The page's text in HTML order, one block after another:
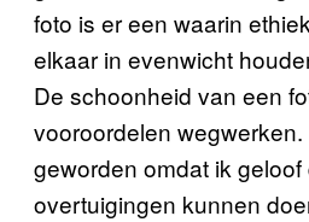
foto is er een waarin
elkaar in evenwicht
De schoonheid van een
vooroordelen
geworden omdat ik
overtuigingen kunnen